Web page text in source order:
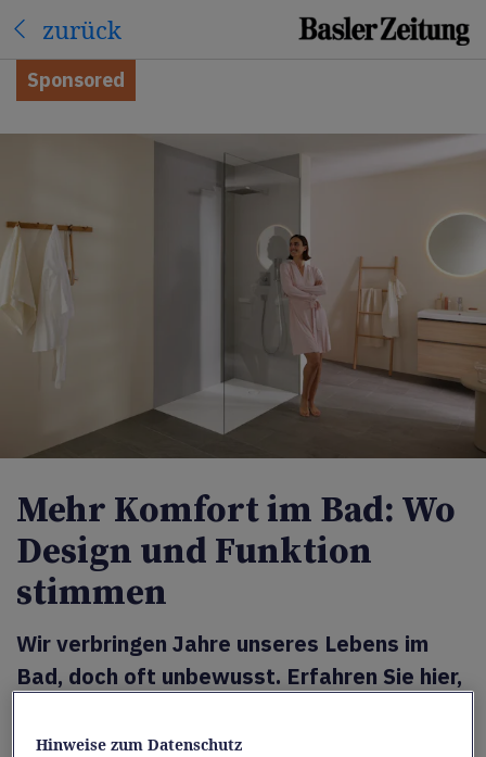
zurück
Sponsored
Mehr Komfort im Bad: Wo
Design und Funktion
stimmen
Wir verbringen Jahre unseres Lebens im
Bad, doch oft unbewusst. Erfahren Sie hier,
wichtigsten Rückzugsort wird und wie
Hinweise zum Datenschutz